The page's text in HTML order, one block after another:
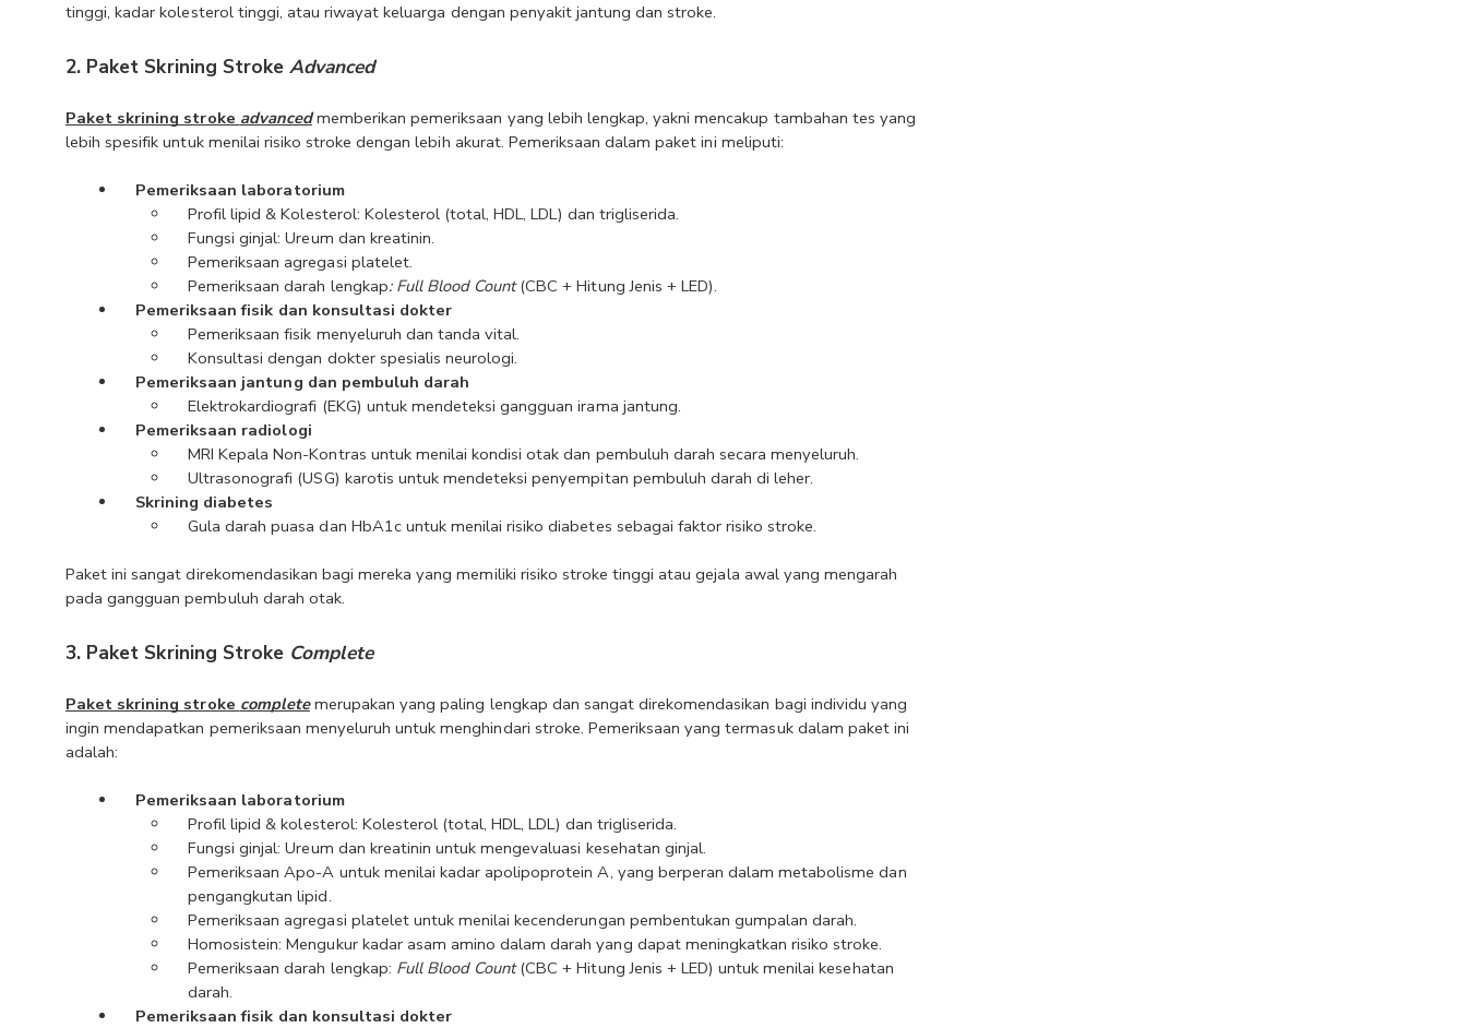
tinggi, kadar kolesterol tinggi, atau riwayat keluarga dengan penyakit jantung dan stroke.
2. Paket Skrining Stroke Advanced
Paket skrining stroke advanced memberikan pemeriksaan yang lebih lengkap, yakni mencakup tambahan tes yang
lebih spesifik untuk menilai risiko stroke dengan lebih akurat. Pemeriksaan dalam paket ini meliputi:
Pemeriksaan laboratorium
Profil lipid & Kolesterol: Kolesterol (total, HDL, LDL) dan trigliserida.
Fungsi ginjal: Ureum dan kreatinin.
Pemeriksaan agregasi platelet.
Pemeriksaan darah lengkap: Full Blood Count (CBC + Hitung Jenis + LED).
Pemeriksaan fisik dan konsultasi dokter
Pemeriksaan fisik menyeluruh dan tanda vital.
Konsultasi dengan dokter spesialis neurologi.
Pemeriksaan jantung dan pembuluh darah
Elektrokardiografi (EKG) untuk mendeteksi gangguan irama jantung.
Pemeriksaan radiologi
MRI Kepala Non-Kontras untuk menilai kondisi otak dan pembuluh darah secara menyeluruh.
Ultrasonografi (USG) karotis untuk mendeteksi penyempitan pembuluh darah di leher.
Skrining diabetes
Gula darah puasa dan HbA1c untuk menilai risiko diabetes sebagai faktor risiko stroke.
Paket ini sangat direkomendasikan bagi mereka yang memiliki risiko stroke tinggi atau gejala awal yang mengarah
pada gangguan pembuluh darah otak.
3. Paket Skrining Stroke Complete
Paket skrining stroke complete merupakan yang paling lengkap dan sangat direkomendasikan bagi individu yang
ingin mendapatkan pemeriksaan menyeluruh untuk menghindari stroke. Pemeriksaan yang termasuk dalam paket ini
adalah:
Pemeriksaan laboratorium
Profil lipid & kolesterol: Kolesterol (total, HDL, LDL) dan trigliserida.
Fungsi ginjal: Ureum dan kreatinin untuk mengevaluasi kesehatan ginjal.
Pemeriksaan Apo-A untuk menilai kadar apolipoprotein A, yang berperan dalam metabolisme dan
pengangkutan lipid.
Pemeriksaan agregasi platelet untuk menilai kecenderungan pembentukan gumpalan darah.
Homosistein: Mengukur kadar asam amino dalam darah yang dapat meningkatkan risiko stroke.
Pemeriksaan darah lengkap: Full Blood Count (CBC + Hitung Jenis + LED) untuk menilai kesehatan
darah.
Pemeriksaan fisik dan konsultasi dokter